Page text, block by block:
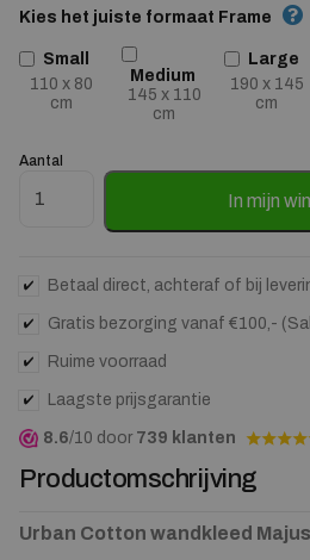
Kies het juiste formaat Frame
Small
110 x 80
cm
Medium
145 x 110
cm
Large
190 x 145
cm
Aantal
Wandkleed Majus - zelf
In mijn
Betaal direct, achteraf of bij
Gratis bezorging vanaf €100,-
Ruime voorraad
Laagste prijsgarantie
8.6/10 door 739 klanten
Productomschrijving
Urban Cotton wandkleed Majus